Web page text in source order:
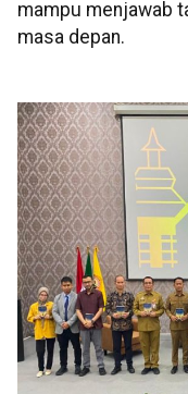
mampu menjawab
masa depan.